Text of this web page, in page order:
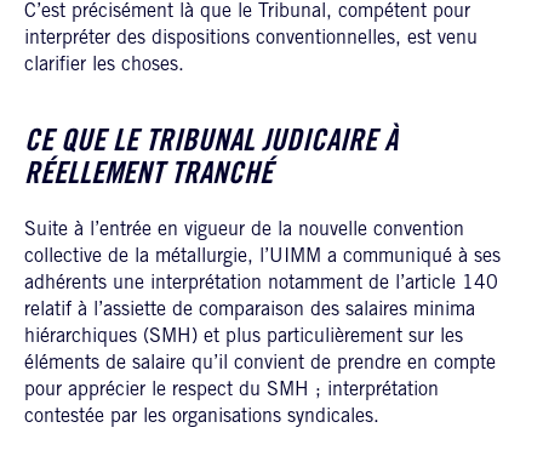
C’est précisément là que le Tribunal, compétent pour
interpréter des dispositions conventionnelles, est venu
clarifier les choses.
CE QUE LE TRIBUNAL JUDICAIRE À
RÉELLEMENT TRANCHÉ
Suite à l’entrée en vigueur de la nouvelle convention
collective de la métallurgie, l’UIMM a communiqué à ses
adhérents une interprétation notamment de l’article 140
relatif à l’assiette de comparaison des salaires minima
hiérarchiques (SMH) et plus particulièrement sur les
éléments de salaire qu’il convient de prendre en compte
pour apprécier le respect du SMH ; interprétation
contestée par les organisations syndicales.